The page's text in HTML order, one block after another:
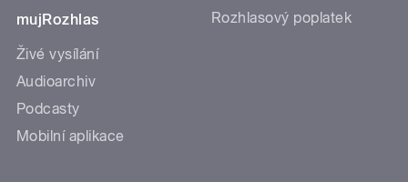
mujRozhlas
Živé vysílání
Audioarchiv
Podcasty
Mobilní aplikace
Rozhlasový poplatek